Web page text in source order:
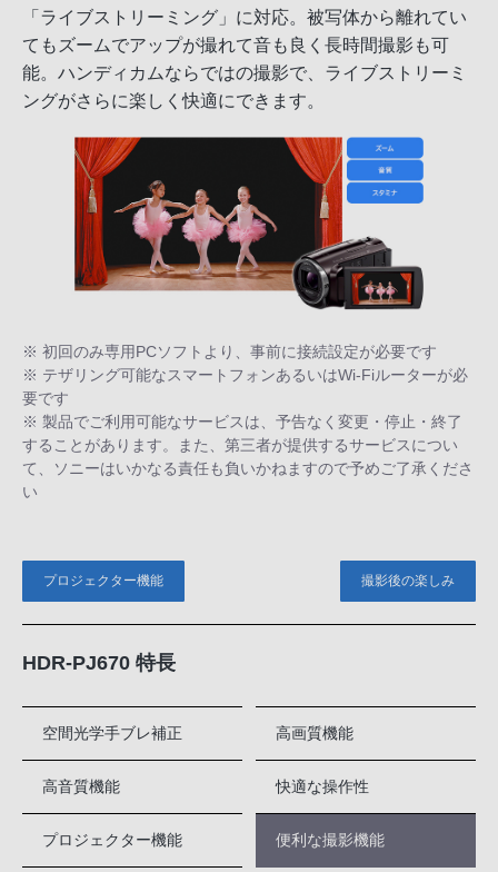
「ライブストリーミング」に対応。被写体から離れてい
てもズームでアップが撮れて音も良く長時間撮影も可
能。ハンディカムならではの撮影で、ライブストリーミ
ングがさらに楽しく快適にできます。
※ 初回のみ専用PCソフトより、事前に接続設定が必要です
※ テザリング可能なスマートフォンあるいはWi-Fiルーターが必
要です
※ 製品でご利用可能なサービスは、予告なく変更・停止・終了
することがあります。また、第三者が提供するサービスについ
て、ソニーはいかなる責任も負いかねますので予めご了承くださ
い
プロジェクター機能 撮影後の楽しみ
HDR-PJ670 特長
空間光学手ブレ補正 高画質機能
高音質機能 快適な操作性
プロジェクター機能 便利な撮影機能